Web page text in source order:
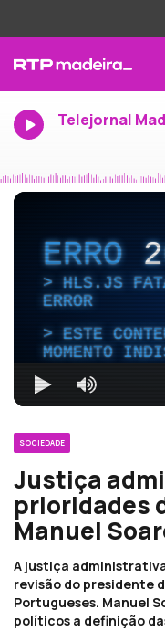
Telejornal
ERRO
HLS.JS
ERROR
ESTE
MOMENTO
SOCIEDADE
Justiça
prioridades
Manuel
A justiça
revisão do presidente
Portugueses. Manuel
políticos a definição